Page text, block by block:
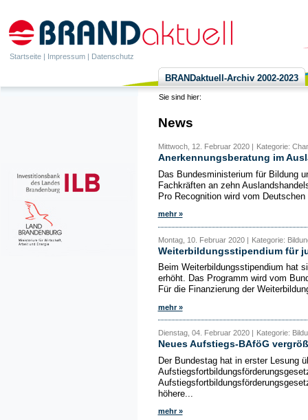
Startseite | Impressum | Datenschutz
BRANDaktuell-Archiv 2002-2023
Sie sind hier:
News
Mittwoch, 12. Februar 2020 | Kategorie:
Anerkennungsberatung im
Das Bundesministerium für Bildung
Fachkräften an zehn
Pro Recognition wird vom
mehr »
Montag, 10. Februar 2020 | Kategorie:
Weiterbildungsstipendium für
Beim Weiterbildungsstipendium hat
erhöht. Das Programm wird vom
Für die Finanzierung der
mehr »
Dienstag, 04. Februar 2020 | Kategorie:
Neues Aufstiegs-BAföG
Der Bundestag hat in erster Lesung
höhere...
mehr »